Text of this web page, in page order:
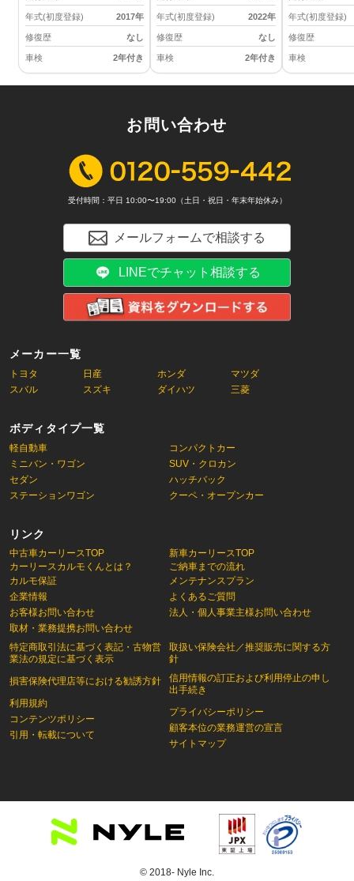
年式(初度登録) 2017年
修復歴 なし
車検 2年付き
年式(初度登録) 2022年
修復歴 なし
車検 2年付き
年式(初度登録)
修復歴
車検
メーカー一覧
トヨタ 日産 ホンダ
マツダ
スバル
スズキ ダイハツ 三菱
ボディタイプ一覧
軽自動車
コンパクトカー
ミニバン・ワゴン
SUV・クロカン
セダン
ハッチバック
ステーションワゴン
クーペ・オープンカー
リンク
中古車カーリースTOP
カーリースカルモくんとは？
新車カーリースTOP
ご納車までの流れ
カルモ保証
企業情報
お客様お問い合わせ
取材・業務提携お問い合わせ
特定商取引法に基づく表記・古物営
業法の規定に基づく表示
損害保険代理店等における勧誘方針
利用規約
コンテンツポリシー
引用・転載について
メンテナンスプラン
よくあるご質問
法人・個人事業主様お問い合わせ
取扱い保険会社／推奨販売に関する方
針
信用情報の訂正および利用停止の申し
出手続き
プライバシーポリシー
顧客本位の業務運営の宣言
サイトマップ
お問い合わせ
受付時間：平日 10:00〜19:00（土日・祝日・年末年始休み）
メールフォームで相談する
LINEでチャット相談する
© 2018- Nyle Inc.